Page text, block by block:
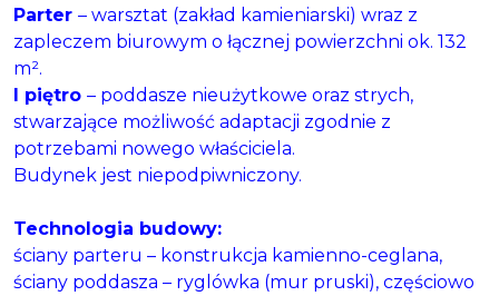
Parter – warsztat (zakład kamieniarski) wraz z
zapleczem biurowym o łącznej powierzchni ok. 132
m².
I piętro – poddasze nieużytkowe oraz strych,
stwarzające możliwość adaptacji zgodnie z
potrzebami nowego właściciela.
Budynek jest niepodpiwniczony.
Technologia budowy:
ściany parteru – konstrukcja kamienno-ceglana,
ściany poddasza – ryglówka (mur pruski), częściowo